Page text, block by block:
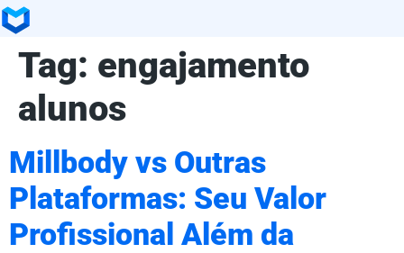
Tag: engajamento
alunos
Millbody vs Outras
Plataformas: Seu Valor
Profissional Além da